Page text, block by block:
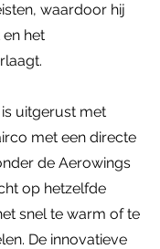
waardoor hij
het
is uitgerust met
met een directe
de Aerowings
op hetzelfde
snel te warm of te
De innovatieve